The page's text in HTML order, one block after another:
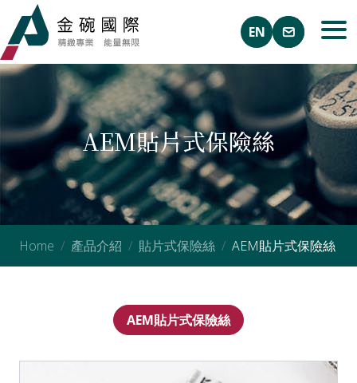
EN
AEM貼片式保險絲
Home 產品介紹 貼片式保險絲 AEM貼片式保險絲
AEM貼片式保險絲